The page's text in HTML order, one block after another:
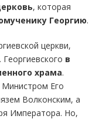
, которая
Георгию.
церкви,
в
храма.
Его
Волконским, а
Императора. Но,